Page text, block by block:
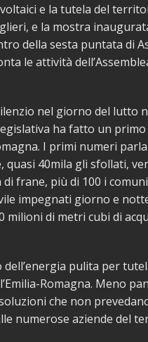
e la tutela del
e la mostra
della sesta puntata di
le attività
nel giorno del lutto
ha fatto un
I primi numeri
quasi 40mila gli sfollati,
frane, più di 100 i
impegnati giorno e
milioni di metri cubi di
dell’energia pulita per
Romagna. Meno
che non
numerose aziende del